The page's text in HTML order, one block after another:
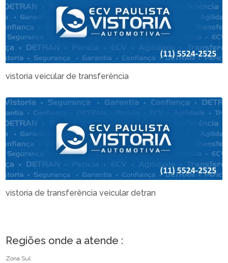
vistoria veicular de transferência
vistoria de transferência veicular detran
Regiões onde a atende :
Zona Sul